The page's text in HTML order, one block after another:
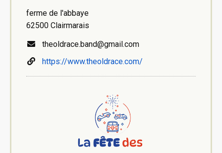
ferme de l'abbaye
62500 Clairmarais
theoldrace.band@gmail.com
https://www.theoldrace.com/